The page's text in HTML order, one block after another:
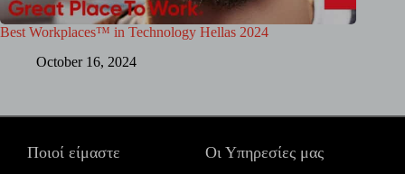
Best Workplaces™ in Technology Hellas 2024
October 16, 2024
Ποιοί είμαστε Οι Υπηρεσίες μας